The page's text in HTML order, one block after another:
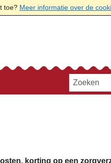
toe? Meer informatie over de
korting op een